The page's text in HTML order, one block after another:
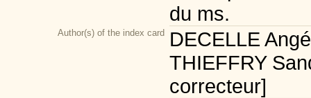
du ms.
Author(s) of the index card
DECELLE
THIEFFRY
correcteur]